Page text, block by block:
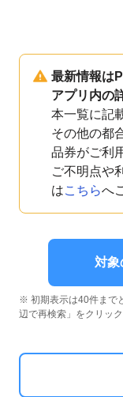
最新情報は
アプリ内の
本一覧に記
その他の都
品券がご利
ご不明点や
はこちらへ
対象
※ 初期表示は40件まで
辺で再検索」をクリック